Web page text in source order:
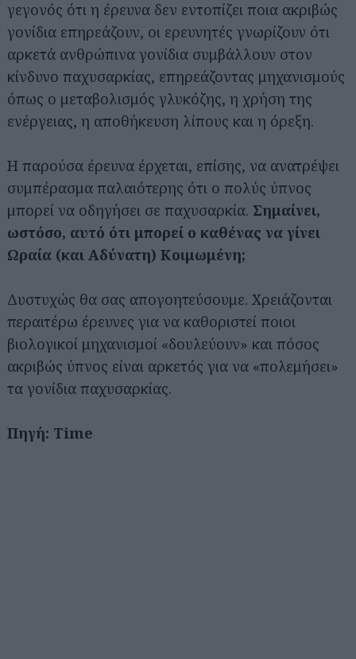
γεγονός ότι η έρευνα δεν εντοπίζει ποια ακριβώς
γονίδια επηρεάζουν, οι ερευνητές γνωρίζουν ότι
αρκετά ανθρώπινα γονίδια συμβάλλουν στον
κίνδυνο παχυσαρκίας, επηρεάζοντας μηχανισμούς
όπως ο μεταβολισμός γλυκόζης, η χρήση της
ενέργειας, η αποθήκευση λίπους και η όρεξη.
Η παρούσα έρευνα έρχεται, επίσης, να ανατρέψει
συμπέρασμα παλαιότερης ότι ο πολύς ύπνος
μπορεί να οδηγήσει σε παχυσαρκία. Σημαίνει,
ωστόσο, αυτό ότι μπορεί ο καθένας να γίνει
Ωραία (και Αδύνατη) Κοιμωμένη;
Δυστυχώς θα σας απογοητεύσουμε. Χρειάζονται
περαιτέρω έρευνες για να καθοριστεί ποιοι
βιολογικοί μηχανισμοί «δουλεύουν» και πόσος
ακριβώς ύπνος είναι αρκετός για να «πολεμήσει»
τα γονίδια παχυσαρκίας.
Πηγή: Time